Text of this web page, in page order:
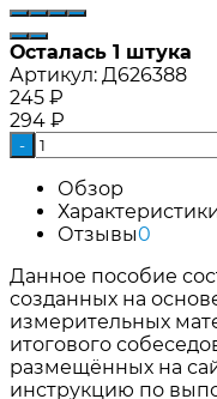
Осталась 1 штука
Артикул: Д626388
245 ₽
294 ₽
-
Обзор
Отзывы0
Данное пособие
созданных на
измерительных
итогового
размещённых на
инструкцию по